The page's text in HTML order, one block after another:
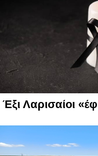
Έξι Λαρισαίοι